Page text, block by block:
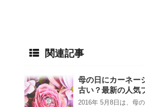
関連記事
母の日にカーネー
古い？最新の人気
2016年 5月8日は、母